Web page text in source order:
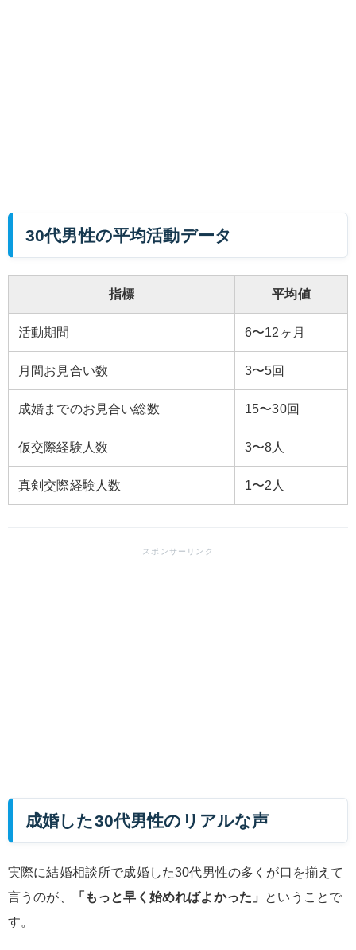
30代男性の平均活動データ
指標 平均値
活動期間 6〜12ヶ月
月間お見合い数 3〜5回
成婚までのお見合い総数 15〜30回
仮交際経験人数 3〜8人
真剣交際経験人数 1〜2人
成婚した30代男性のリアルな声
実際に結婚相談所で成婚した30代男性の多くが口を揃えて
言うのが、
「もっと早く始めればよかった」
ということで
す。